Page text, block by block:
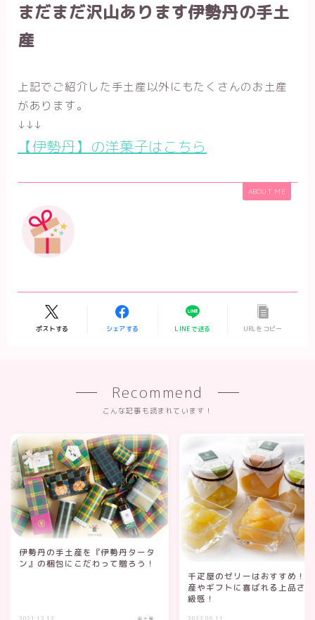
まだまだ沢山あります伊勢丹の手土
産
上記でご紹介した手土産以外にもたくさんのお土産
があります。
↓↓↓
【伊勢丹】の洋菓子はこちら
ABOUT ME
ポストする シェアする LINEで送る URLをコピー
Recommend
こんな記事も読まれています！
伊勢丹の手土産を『伊勢丹タータ
ン』の梱包にこだわって贈ろう！
千疋屋のゼリーはおすすめ！
産やギフトに喜ばれる上品さ
級感！